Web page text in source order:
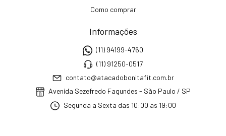
Como comprar
Informações
(11) 94199-4760
(11) 91250-0517
contato@atacadobonitafit.com.br
Avenida Sezefredo Fagundes - São Paulo / SP
Segunda a Sexta das 10:00 as 19:00